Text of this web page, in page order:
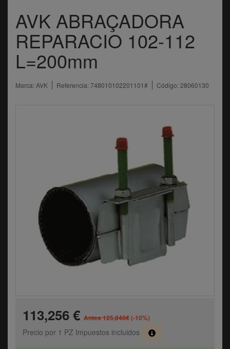
AVK ABRAÇADORA
REPARACIO 102-112
L=200mm
Marca: AVK Referencia: 748010102201101# Código: 28060130
113,256 € Antes 125,840€(-10%)
Precio por 1 PZ Impuestos incluidos